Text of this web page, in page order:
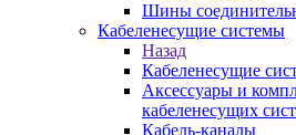
Шины
Кабеленесущие системы
Назад
Кабеленесущие
Аксессуары и
кабеленесущих
Кабель-каналы